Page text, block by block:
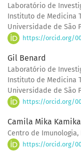
Laboratório de
Instituto de Medicina
Universidade de São
https://orcid.org/
Gil Benard
Laboratório de
Instituto de Medicina
Universidade de São
https://orcid.org/
Camila Mika
Centro de Imunologia,
https://orcid.org/